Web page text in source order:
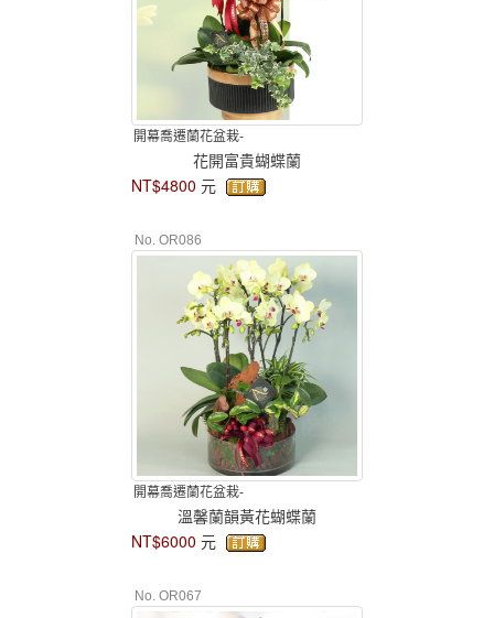
開幕喬遷蘭花盆栽-
花開富貴蝴蝶蘭
NT$4800 元
No. OR086
開幕喬遷蘭花盆栽-
溫馨蘭韻黃花蝴蝶蘭
NT$6000 元
No. OR067